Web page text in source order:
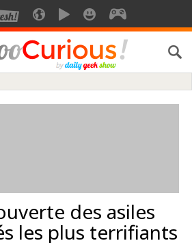
des asiles
les plus terrifiants